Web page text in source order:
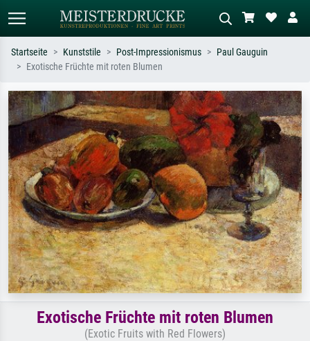
Suchen Sie nach Künstlern, Werktiteln
oder Stilen – z.B. Monet,
Sternennacht, Impressionismus, Welle
Hokusai, Akt.
Beschreiben Sie die Szene – z.B. Grüne
Wiese, Abstrakt mit viel Rot, Dunkles
Ölgemälde, Stehender Akt neben einem
Baum.
Startseite Kunststile Post-Impressionismus
Paul Gauguin
Exotische Früchte mit roten Blumen
Exotische Früchte mit roten Blumen
(Exotic Fruits with Red Flowers)